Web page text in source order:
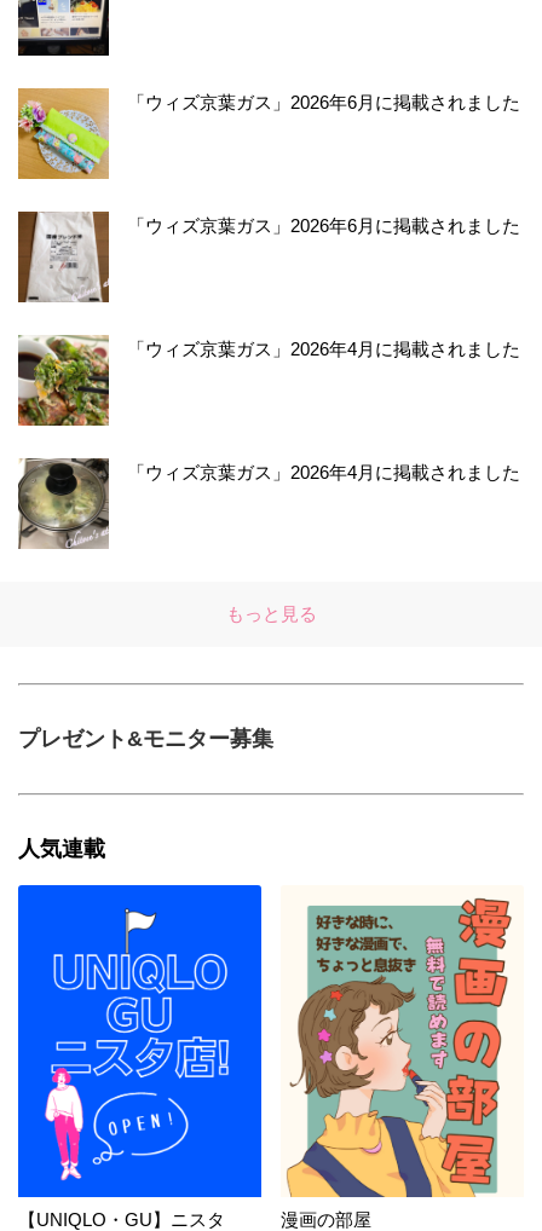
「ウィズ京葉ガス」2026年6月に掲載されました
「ウィズ京葉ガス」2026年6月に掲載されました
「ウィズ京葉ガス」2026年4月に掲載されました
「ウィズ京葉ガス」2026年4月に掲載されました
もっと見る
プレゼント&モニター募集
人気連載
【UNIQLO・GU】ニスタ
漫画の部屋